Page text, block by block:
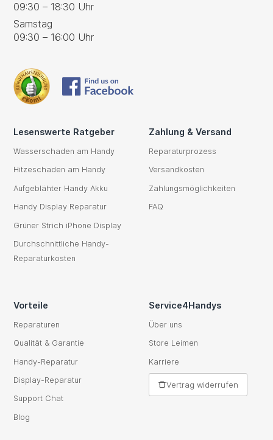
09:30 – 18:30 Uhr
Samstag
09:30 – 16:00 Uhr
Lesenswerte Ratgeber
Wasserschaden am Handy
Hitzeschaden am Handy
Aufgeblähter Handy Akku
Handy Display Reparatur
Grüner Strich iPhone Display
Durchschnittliche Handy-
Reparaturkosten
Zahlung & Versand
Reparaturprozess
Versandkosten
Zahlungsmöglichkeiten
FAQ
Vorteile
Reparaturen
Qualität & Garantie
Handy-Reparatur
Display-Reparatur
Support Chat
Blog
Service4Handys
Über uns
Store Leimen
Karriere
Vertrag widerrufen